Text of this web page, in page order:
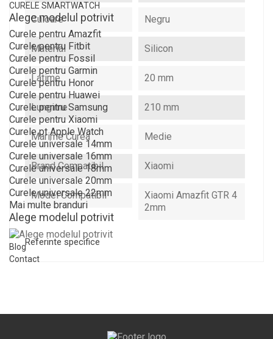
CURELE SMARTWATCH
Alege modelul potrivit
Curele pentru Amazfit
Curele pentru Fitbit
Curele pentru Fossil
Curele pentru Garmin
Curele pentru Honor
Curele pentru Huawei
Curele pentru Samsung
Curele pentru Xiaomi
Curele pt Apple Watch
Curele universale 14mm
Curele universale 16mm
Curele universale 18mm
Curele universale 20mm
Curele universale 22mm
Mai multe branduri
Alege modelul potrivit
Blog
Contact
Culoare Negru
Material Silicon
Latime 20 mm
Lungime 210 mm
Marime Curea Medie
Brand Compatibil Xiaomi
Model Compatibil
Xiaomi Amazfit GTR 4
2mm
Referinte specifice